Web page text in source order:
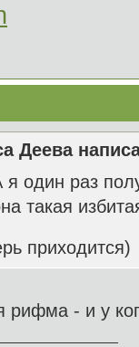
Деева
я один раз
такая
приходится)
рифма - и у